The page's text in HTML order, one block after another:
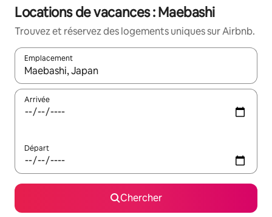
Locations de vacances : Maebashi
Trouvez et réservez des logements uniques sur Airbnb.
Emplacement
Quand les résultats sont affichés, parcourez-les en utilisant
Arrivée
Départ
Chercher